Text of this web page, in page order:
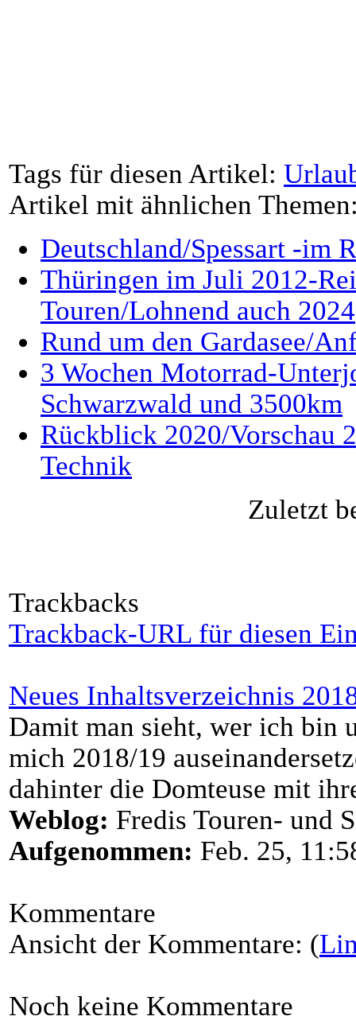
Tags für diesen Artikel:
Artikel mit ähnlichen
Deutschland/Spessart -im
Thüringen im Juli 2012-
Touren/Lohnend auch 2024
Rund um den Gardasee/
3 Wochen Motorrad-
Schwarzwald und 3500km
Rückblick 2020/Vorschau
Technik
Zuletzt
Trackbacks
Trackback-URL für diesen
Neues Inhaltsverzeichnis
Damit man sieht, wer ich bin
mich 2018/19
dahinter die Domteuse mit
Weblog: Fredis Touren- und
Aufgenommen: Feb. 25,
Kommentare
Ansicht der Kommentare: (
Noch keine Kommentare